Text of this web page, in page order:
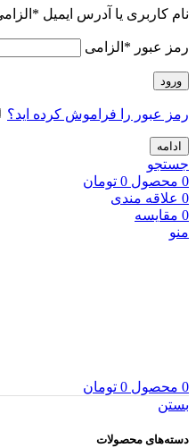
نام کاربری یا آدرس ایمیل *
رمز عبور * الزامی
ورود
رمز عبور را فراموش کرده اید؟
ادامه
جستجو
0 محصول 0 تومان
0 علاقه مندی
0 مقایسه
منو
0 محصول 0 تومان
بستن
دسته‌های محصولات